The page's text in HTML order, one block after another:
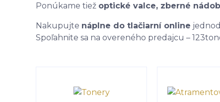
Ponúkame tiež optické valce, zberné
Nakupujte náplne do tlačiarní online
Spoľahnite sa na overeného predajcu –